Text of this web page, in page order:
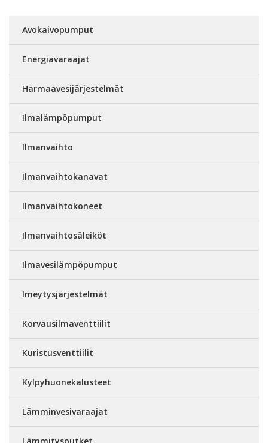
Avokaivopumput
Energiavaraajat
Harmaavesijärjestelmät
Ilmalämpöpumput
Ilmanvaihto
Ilmanvaihtokanavat
Ilmanvaihtokoneet
Ilmanvaihtosäleiköt
Ilmavesilämpöpumput
Imeytysjärjestelmät
Korvausilmaventtiilit
Kuristusventtiilit
Kylpyhuonekalusteet
Lämminvesivaraajat